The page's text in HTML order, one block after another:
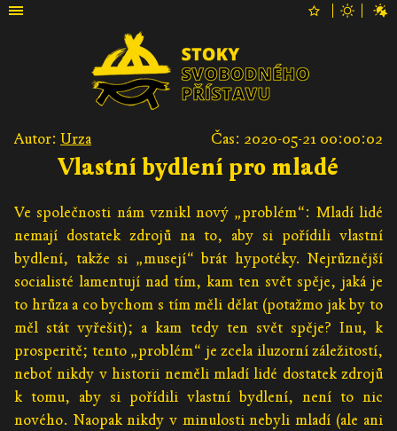
Autor: Urza Čas: 2020-05-21 00:00:02
Vlastní bydlení pro mladé
Ve společnosti nám vznikl nový „problém“: Mladí lidé
nemají dostatek zdrojů na to, aby si pořídili vlastní
bydlení, takže si „musejí“ brát hypotéky. Nejrůznější
socialisté lamentují nad tím, kam ten svět spěje, jaká je
to hrůza a co bychom s tím měli dělat (potažmo jak by to
měl stát vyřešit); a kam tedy ten svět spěje? Inu, k
prosperitě; tento „problém“ je zcela iluzorní záležitostí,
neboť nikdy v historii neměli mladí lidé dostatek zdrojů
k tomu, aby si pořídili vlastní bydlení, není to nic
nového. Naopak nikdy v minulosti nebyli mladí (ale ani